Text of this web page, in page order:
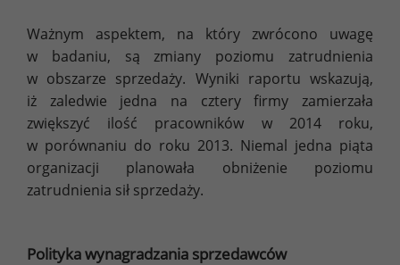
Ważnym aspektem, na który zwrócono uwagę
w badaniu, są zmiany poziomu zatrudnienia
w obszarze sprzedaży. Wyniki raportu wskazują,
iż zaledwie jedna na cztery firmy zamierzała
zwiększyć ilość pracowników w 2014 roku,
w porównaniu do roku 2013. Niemal jedna piąta
organizacji planowała obniżenie poziomu
zatrudnienia sił sprzedaży.
Polityka wynagradzania sprzedawców